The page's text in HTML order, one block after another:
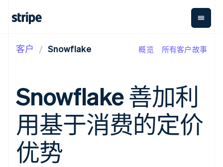
支付
在线支付
Managed
Payments
备案商家解决
方案
Payment links
无代码支付
Checkout
营收
经常性收入
Metronome
按用量计费
Subscriptions
订阅管理
资金管
Global
Payouts
向第三
方打款
Crypto
平台
按企业阶段
按应用场景
文档
库与 SDK
Stripe Apps
指南
学习
指南
支持
客户 Snowflake 概览 所有客户故事
Snowflake 善加利
用基于消费的定价
优势